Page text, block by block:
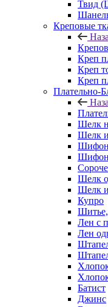
Твид
Креповые
Креп
Креп
Креп
Плательно-
Шелк
Шелк
Шелк
Шелк
Купро
Лен с
Лен
Батист
Джинс